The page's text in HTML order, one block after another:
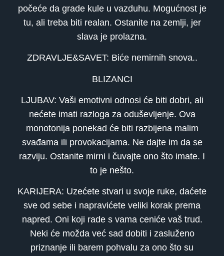
počeće da grade kule u vazduhu. Mogućnost je
tu, ali treba biti realan. Ostanite na zemlji, jer
slava je prolazna.
ZDRAVLJE&SAVET: Biće nemirnih snova..
BLIZANCI
LJUBAV: Vaši emotivni odnosi će biti dobri, ali
nećete imati razloga za oduševljenje. Ova
monotonija ponekad će biti razbijena malim
svađama ili provokacijama. Ne dajte im da se
razviju. Ostanite mirni i čuvajte ono što imate. I
to je nešto.
KARIJERA: Uzećete stvari u svoje ruke, daćete
sve od sebe i napravićete veliki korak prema
napred. Oni koji rade s vama ceniće vaš trud.
Neki će možda već sad dobiti i zasluženo
priznanje ili barem pohvalu za ono što su